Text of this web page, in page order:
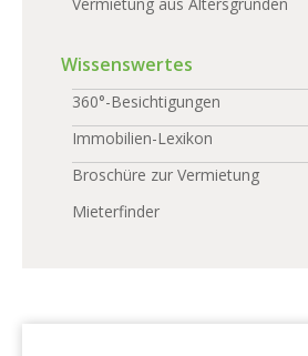
Vermietung aus Altersgründen
Wissenswertes
360°-Besichtigungen
Immobilien-Lexikon
Broschüre zur Vermietung
Mieterfinder